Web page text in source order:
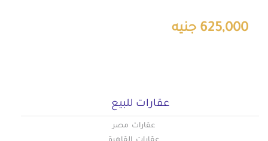
625,000 جنيه
عقارات للبيع
عقارات مصر